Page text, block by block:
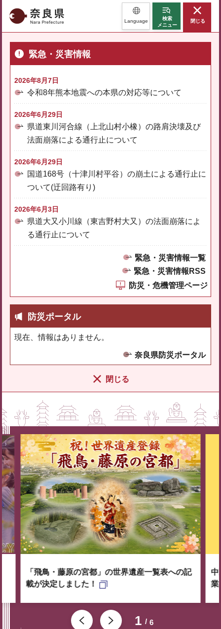
奈良県 Language
検索
メニュー
閉じる
緊急・災害情報
2026年8月7日
令和8年熊本地震への本県の対応等について
2026年6月29日
県道東川河合線（上北山村小橡）の路肩決壊及び
法面崩落による通行止について
2026年6月29日
国道168号（十津川村平谷）の崩土による通行止に
ついて(迂回路有り)
2026年6月3日
県道大又小川線（東吉野村大又）の法面崩落によ
る通行止について
緊急・災害情報一覧
緊急・災害情報RSS
防災・危機管理ページ
防災ポータル
現在、情報はありません。
奈良県防災ポータル
閉じる
1 6
「飛鳥・藤原の宮都」の世界遺産一覧表への記
載が決定しました！
中
業